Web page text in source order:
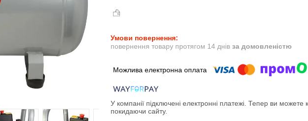
повернення товару протягом 14 днів за домовленістю
У компанії підключені електронні платежі. Тепер ви можете
покидаючи сайту.